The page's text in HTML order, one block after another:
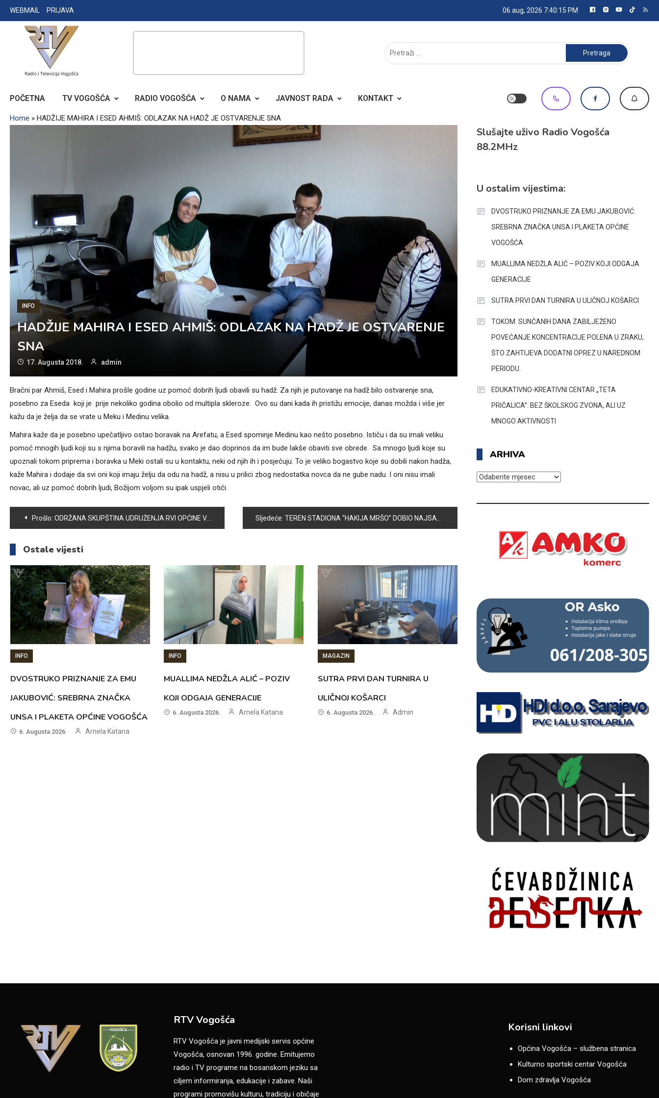
Skip
to
WEBMAIL PRIJAVA 06 aug, 2026 7:40:16 PM
RADIO TELEVIZIJA VOGOŠĆA
Pretraga:
POČETNA TV VOGOŠĆA RADIO VOGOŠĆA O NAMA JAVNOST RADA KONTAKT
Home » HADŽIJE MAHIRA I ESED AHMIŠ: ODLAZAK NA HADŽ JE OSTVARENJE SNA
INFO
HADŽIJE MAHIRA I ESED AHMIŠ: ODLAZAK NA HADŽ JE OSTVARENJE
SNA
17. Augusta 2018. admin
Bračni par Ahmiš, Esed i Mahira prošle godine uz pomoć dobrih ljudi obavili su hadž. Za njih je putovanje na hadž bilo ostvarenje sna,
posebno za Eseda koji je prije nekoliko godina obolio od multipla skleroze. Ovo su dani kada ih pristižu emocije, danas možda i više jer
kažu da je želja da se vrate u Meku i Medinu velika.
Mahira kaže da je posebno upečatljivo ostao boravak na Arefatu, a Esed spominje Medinu kao nešto posebno. Ističu i da su imali veliku
pomoć mnogih ljudi koji su s njima boravili na hadžu, svako je dao doprinos da im bude lakše obaviti sve obrede. Sa mnogo ljudi koje su
upoznali tokom priprema i boravka u Meki ostali su u kontaktu, neki od njih ih i posjećuju. To je veliko bogastvo koje su dobili nakon hadža,
kaže Mahira i dodaje da svi oni koji imaju želju da odu na hadž, a nisu u prilici zbog nedostatka novca da ne gube nadu. I oni nisu imali
novac, ali uz pomoć dobrih ljudi, Božijom voljom su ipak uspjeli otići.
Navigacija
članaka
Prošlo: ODRŽANA SKUPŠTINA UDRUŽENJA RVI OPĆINE VOGOŠĆA Sljedeće: TEREN STADIONA “HAKIJA MRŠO” DOBIO NAJSAVREMENIJI SISTEM ZA NAVODNJAVANJE
Ostale vijesti
INFO
DVOSTRUKO PRIZNANJE ZA EMU
JAKUBOVIĆ: SREBRNA ZNAČKA
UNSA I PLAKETA OPĆINE VOGOŠĆA
6. Augusta 2026. Arnela Katana
INFO
MUALLIMA NEDŽLA ALIĆ – POZIV
KOJI ODGAJA GENERACIJE
6. Augusta 2026. Arnela Katana
MAGAZIN
SUTRA PRVI DAN TURNIRA U
ULIČNOJ KOŠARCI
6. Augusta 2026. Admin
Slušajte uživo Radio Vogošća
88.2MHz
U ostalim vijestima:
DVOSTRUKO PRIZNANJE ZA EMU JAKUBOVIĆ:
SREBRNA ZNAČKA UNSA I PLAKETA OPĆINE
VOGOŠĆA
MUALLIMA NEDŽLA ALIĆ – POZIV KOJI ODGAJA
GENERACIJE
SUTRA PRVI DAN TURNIRA U ULIČNOJ KOŠARCI
TOKOM SUNČANIH DANA ZABILJEŽENO
POVEĆANJE KONCENTRACIJE POLENA U ZRAKU,
ŠTO ZAHTIJEVA DODATNI OPREZ U NAREDNOM
PERIODU.
EDUKATIVNO-KREATIVNI CENTAR „TETA
PRIČALICA”: BEZ ŠKOLSKOG ZVONA, ALI UZ
MNOGO AKTIVNOSTI
ARHIVA
ARHIVA
RTV Vogošća
RTV Vogošća je javni medijski servis općine
Vogošća, osnovan 1996. godine. Emitujemo
radio i TV programe na bosanskom jeziku sa
ciljem informiranja, edukacije i zabave. Naši
programi promovišu kulturu, tradiciju i običaje
Korisni linkovi
Općina Vogošća – službena stranica
Kulturno sportski centar Vogošća
Dom zdravlja Vogošća